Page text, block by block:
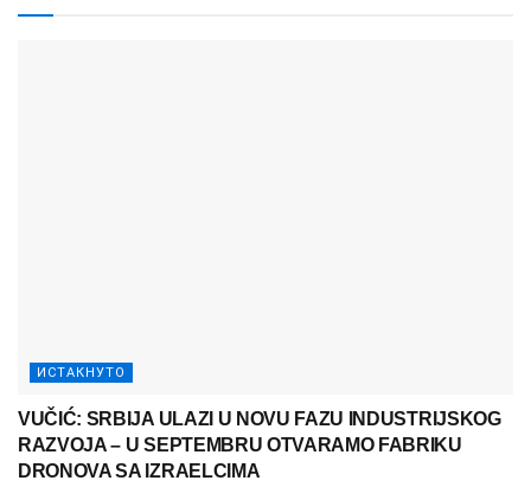
ИСТАКНУТО
VUČIĆ: SRBIJA ULAZI U NOVU FAZU INDUSTRIJSKOG
RAZVOJA – U SEPTEMBRU OTVARAMO FABRIKU
DRONOVA SA IZRAELCIMA